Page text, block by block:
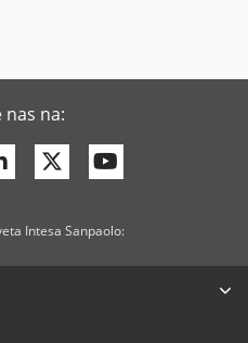
na:
LinkedinTwitter
Intesa Sanpaolo: